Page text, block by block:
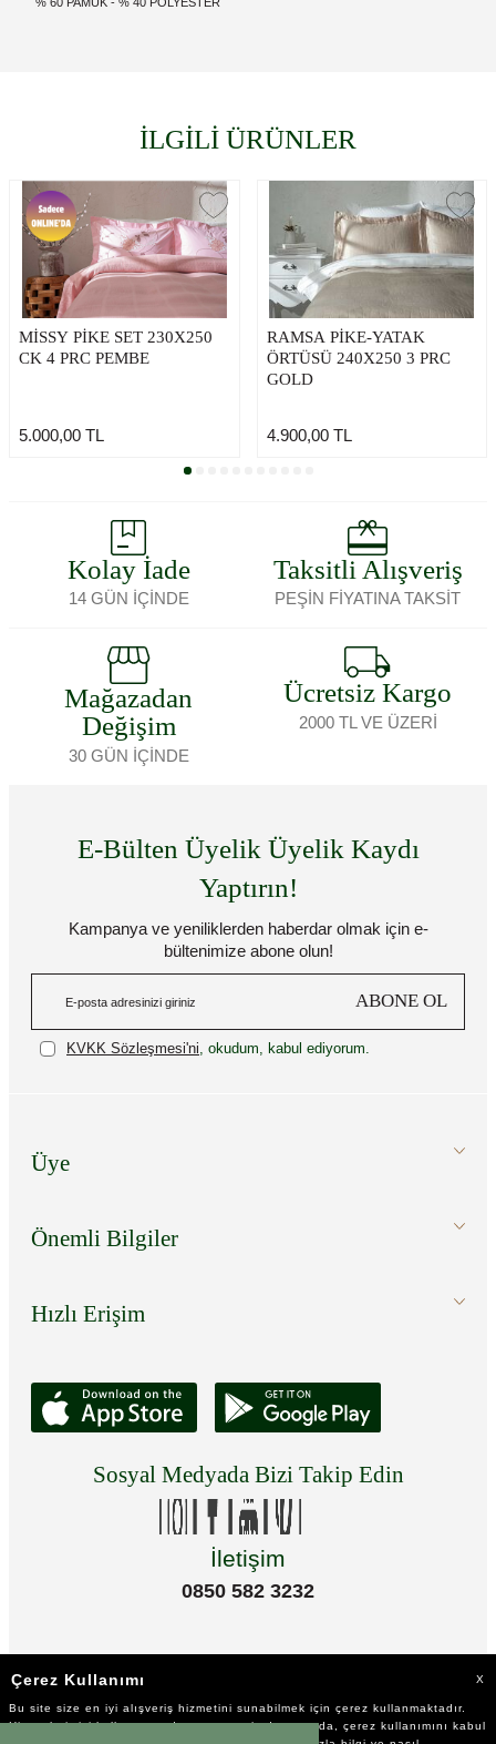
İLGİLİ ÜRÜNLER
MİSSY PİKE SET 230X250
CK 4 PRC PEMBE
5.000,00 TL
RAMSA PİKE-YATAK
ÖRTÜSÜ 240X250 3 PRC
GOLD
4.900,00TL
Kolay İade
14 GÜN İÇİNDE
Taksitli Alışveriş
PEŞİN FİYATINA TAKSİT
Mağazadan
Değişim
30 GÜN İÇİNDE
Ücretsiz Kargo
2000 TL VE ÜZERİ
E-Bülten Üyelik Üyelik Kaydı
Yaptırın!
Kampanya ve yeniliklerden haberdar olmak için e-
bültenimize abone olun!
ABONE OL
KVKK Sözleşmesi'ni , okudum, kabul ediyorum.
Üye
Önemli Bilgiler
Hızlı Erişim
Sosyal Medyada Bizi Takip Edin
İletişim
0850 582 3232
Çerez Kullanımı X
Bu site size en iyi alışveriş hizmetini sunabilmek için çerez kullanmaktadır.
Hizmetlerimizi kullanmaya devam etmeniz durumunda, çerez kullanımını kabul